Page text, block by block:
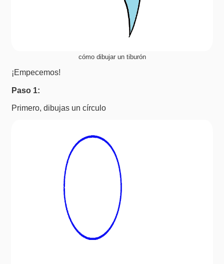
cómo dibujar un tiburón
¡Empecemos!
Paso 1:
Primero, dibujas un círculo